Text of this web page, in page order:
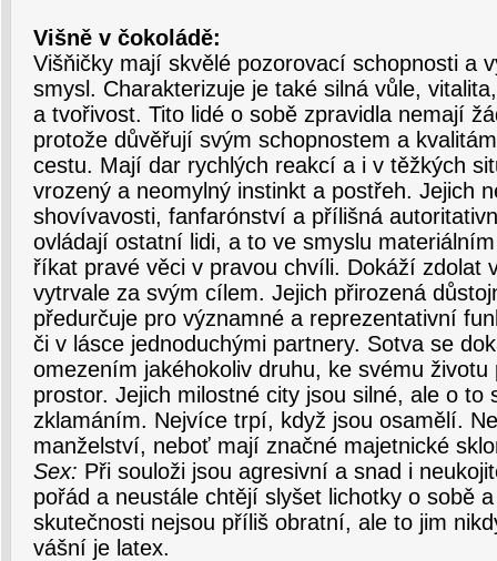
Višně v čokoládě:
Višňičky mají skvělé pozorovací schopnosti a
smysl. Charakterizuje je také silná vůle,
a tvořivost. Tito lidé o sobě zpravidla nemají
protože důvěřují svým schopnostem a
cestu. Mají dar rychlých reakcí a i v těžkých
vrozený a neomylný instinkt a postřeh. Jejich
shovívavosti, fanfarónství a přílišná
ovládají ostatní lidi, a to ve smyslu
říkat pravé věci v pravou chvíli. Dokáží zdolat
vytrvale za svým cílem. Jejich přirozená
předurčuje pro významné a reprezentativní
či v lásce jednoduchými partnery. Sotva se
omezením jakéhokoliv druhu, ke svému
prostor. Jejich milostné city jsou silné, ale o to
zklamáním. Nejvíce trpí, když jsou osamělí.
manželství, neboť mají značné majetnické
Sex: Při souloži jsou agresivní a snad i
pořád a neustále chtějí slyšet lichotky o sobě
skutečnosti nejsou příliš obratní, ale to jim
vášní je latex.